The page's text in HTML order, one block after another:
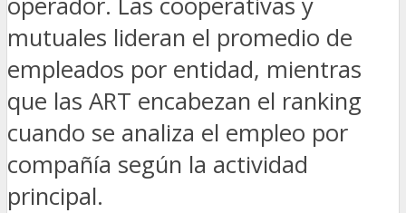
mutuales lideran el promedio de
empleados por entidad, mientras
que las ART encabezan el ranking
cuando se analiza el empleo por
compañía según la actividad
principal.